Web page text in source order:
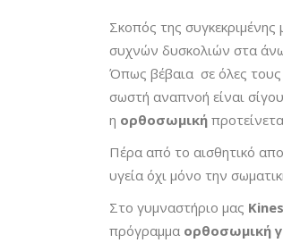
Σκοπός της
συχνών δυσκολιών στα
Όπως βέβαια σε όλες τους
σωστή αναπνοή είναι
η ορθοσωμική
Πέρα από το αισθητικό
υγεία όχι μόνο την
Στο γυμναστήριο μας
πρόγραμμα ορθοσωμική